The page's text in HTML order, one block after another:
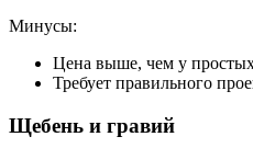
Минусы:
Цена выше, чем у
Требует правильного
Щебень и гравий